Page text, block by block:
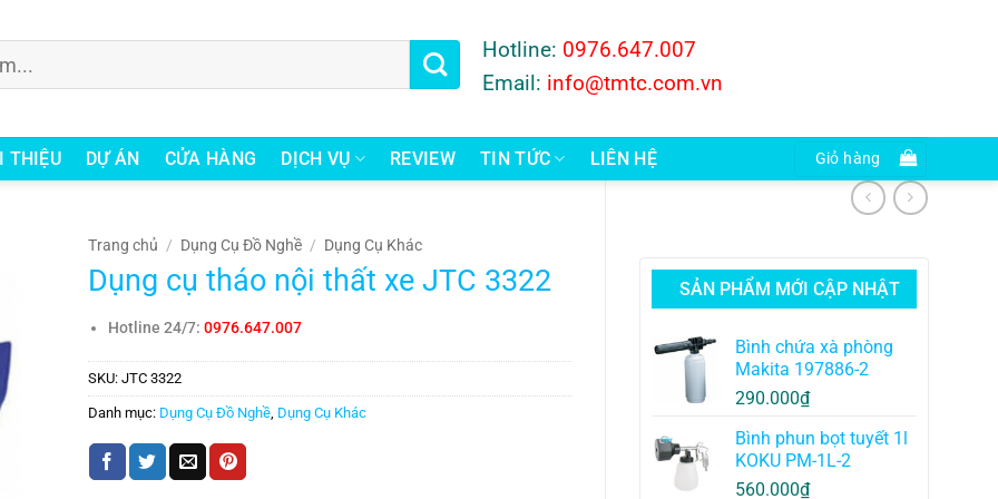
Hotline: 0976.647.007
Email: info@tmtc.com.vn
THIỆU DỰ ÁN CỬA HÀNG DỊCH VỤ REVIEW TIN TỨC LIÊN HỆ Giỏ hàng
SẢN PHẨM MỚI CẬP NHẬT
Bình chứa xà phòng
Makita 197886-2
290.000₫
Bình phun bọt tuyết 1l
KOKU PM-1L-2
560.000₫
Trang chủ / Dụng Cụ Đồ Nghề / Dụng Cụ Khác
Dụng cụ tháo nội thất xe JTC 3322
Hotline 24/7: 0976.647.007
SKU: JTC 3322
Danh mục: Dụng Cụ Đồ Nghề, Dụng Cụ Khác